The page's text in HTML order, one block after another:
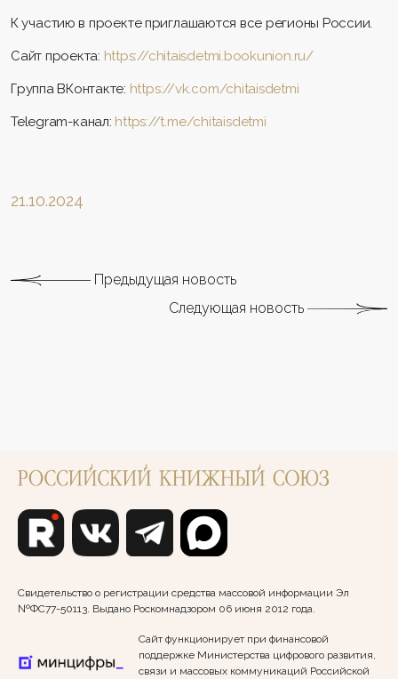
К участию в проекте приглашаются все регионы России.
Сайт проекта: https://chitaisdetmi.bookunion.ru/
Группа ВКонтакте: https://vk.com/chitaisdetmi
Telegram-канал: https://t.me/chitaisdetmi
21.10.2024
Предыдущая новость
Следующая новость
Свидетельство о регистрации средства массовой информации Эл
№ФС77-50113. Выдано Роскомнадзором 06 июня 2012 года.
Сайт функционирует при финансовой
поддержке Министерства цифрового развития,
связи и массовых коммуникаций Российской